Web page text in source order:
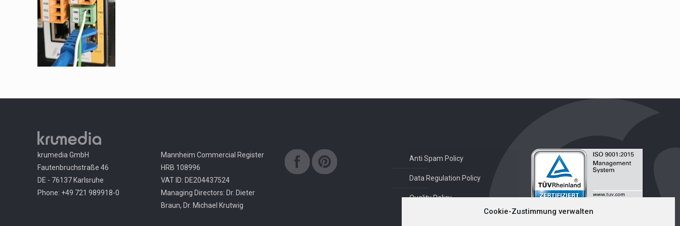
Cookie-Zustimmung verwalten
krumedia GmbH
Fautenbruchstraße 46
DE - 76137 Karlsruhe
Phone: +49 721 989918-0
Mannheim Commercial Register
HRB 108996
VAT ID: DE204437524
Managing Directors: Dr. Dieter
Braun, Dr. Michael Krutwig
Anti Spam Policy
Data Regulation Policy
Quality Policy